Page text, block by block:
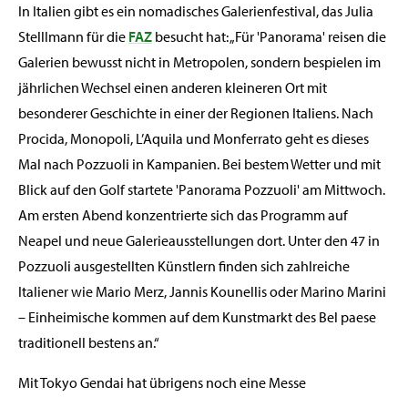
In Italien gibt es ein nomadisches Galerienfestival, das Julia
Stelllmann für die FAZ besucht hat: „Für 'Panorama' reisen die
Galerien bewusst nicht in Metropolen, sondern bespielen im
jährlichen Wechsel einen anderen kleineren Ort mit
besonderer Geschichte in einer der Regionen Italiens. Nach
Procida, Monopoli, L’Aquila und Monferrato geht es dieses
Mal nach Pozzuoli in Kampanien. Bei bestem Wetter und mit
Blick auf den Golf startete 'Panorama Pozzuoli' am Mittwoch.
Am ersten Abend konzentrierte sich das Programm auf
Neapel und neue Galerieausstellungen dort. Unter den 47 in
Pozzuoli ausgestellten Künstlern finden sich zahlreiche
Italiener wie Mario Merz, Jannis Kounellis oder Marino Marini
– Einheimische kommen auf dem Kunstmarkt des Bel paese
traditionell bestens an.“
Mit Tokyo Gendai hat übrigens noch eine Messe